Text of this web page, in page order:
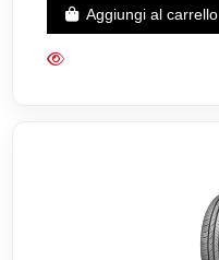
Aggiungi al carrello